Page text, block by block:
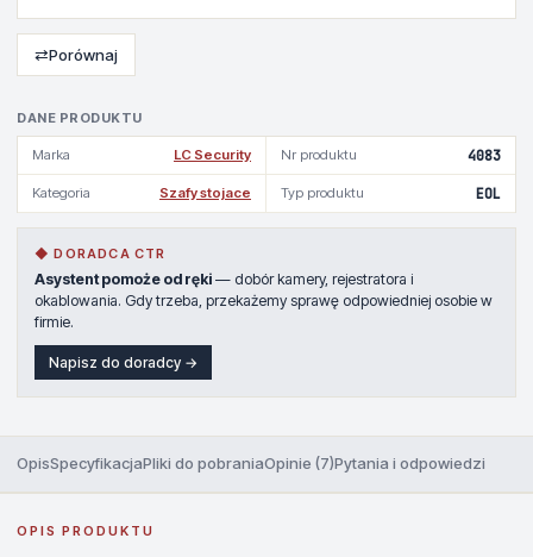
DANE PRODUKTU
Marka LC Security Nr produktu 4083
Kategoria Szafy stojace Typ produktu EOL
◆ DORADCA CTR
Asystent pomoże od ręki — dobór kamery, rejestratora i
okablowania. Gdy trzeba, przekażemy sprawę odpowiedniej osobie w
firmie.
Napisz do doradcy →
⇄Porównaj
OpisSpecyfikacjaPliki do pobraniaOpinie (7)Pytania i odpowiedzi
OPIS PRODUKTU